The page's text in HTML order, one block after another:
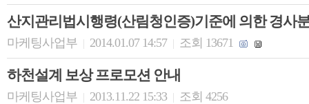
산지관리법시행령(산림청인증)기준에 의한 경사
마케팅사업부 | 2014.01.07 14:57 | 조회 13671
하천설계 보상 프로모션 안내
마케팅사업부 | 2013.11.22 15:33 | 조회 4256